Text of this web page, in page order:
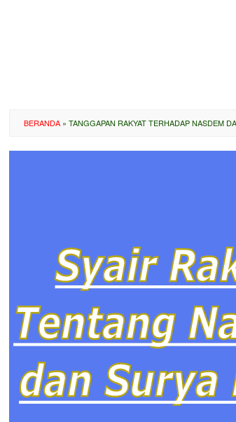
BERANDA » TANGGAPAN RAKYAT TERHADAP NASDEM